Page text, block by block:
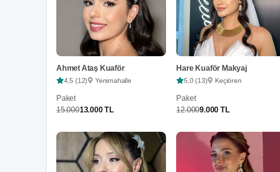
Ahmet Ataş Kuaför
4,5 (12) Yenimahalle
Paket
15.00013.000 TL
Hare Kuaför Makyaj
5,0 (13) Keçiören
Paket
12.0009.000 TL